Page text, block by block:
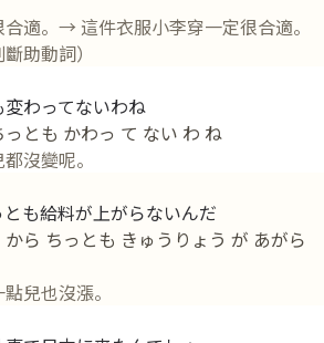
適。→ 這件衣服小李穿一定很合適。
助動詞）
わってないわね
とも かわっ て ない わ ね
沒變呢。
も給料が上がらないんだ
ら ちっとも きゅうりょう が あがら
兒也沒漲。